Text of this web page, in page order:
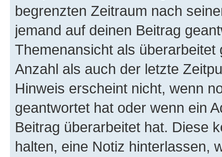
begrenzten Zeitraum nach
jemand auf deinen Beitrag
Themenansicht als
Anzahl als auch der letzte
Hinweis erscheint nicht, wenn
geantwortet hat oder wenn ein
Beitrag überarbeitet hat. Diese
halten, eine Notiz hinterlassen,